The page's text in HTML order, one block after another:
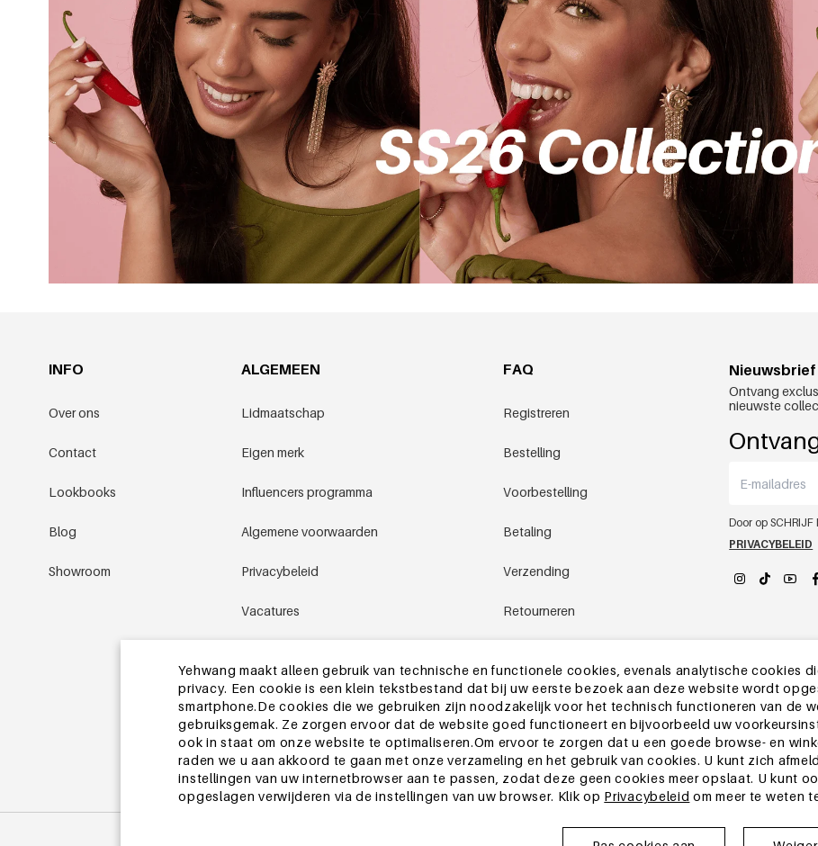
Yehwang maakt alleen gebruik van technische en functionele cookies, evenals analytische cookies
privacy. Een cookie is een klein tekstbestand dat bij uw eerste bezoek aan deze website wordt
smartphone.De cookies die we gebruiken zijn noodzakelijk voor het technisch functioneren van de
gebruiksgemak. Ze zorgen ervoor dat de website goed functioneert en bijvoorbeeld uw
ook in staat om onze website te optimaliseren.Om ervoor te zorgen dat u een goede browse- en
raden we u aan akkoord te gaan met onze verzameling en het gebruik van cookies. U kunt zich
instellingen van uw internetbrowser aan te passen, zodat deze geen cookies meer opslaat. U kunt
opgeslagen verwijderen via de instellingen van uw browser. Klik op Privacybeleid om meer te weten
INFO
Over ons
Contact
Lookbooks
Blog
Showroom
ALGEMEEN
Lidmaatschap
Eigen merk
Influencers programma
Algemene voorwaarden
Privacybeleid
Vacatures
Sitemap
FAQ
Registreren
Bestelling
Voorbestelling
Betaling
Verzending
Retourneren
Andere vragen
Nieuwsbrief
Ontvang
nieuwste
Door op
PRIVACYBELEID
YEHWANG